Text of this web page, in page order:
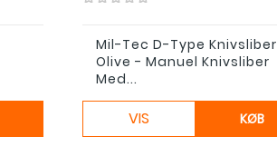
Mil-Tec D-Type Knivsliber,
Olive - Manuel Knivsliber
Med...
VIS KØB